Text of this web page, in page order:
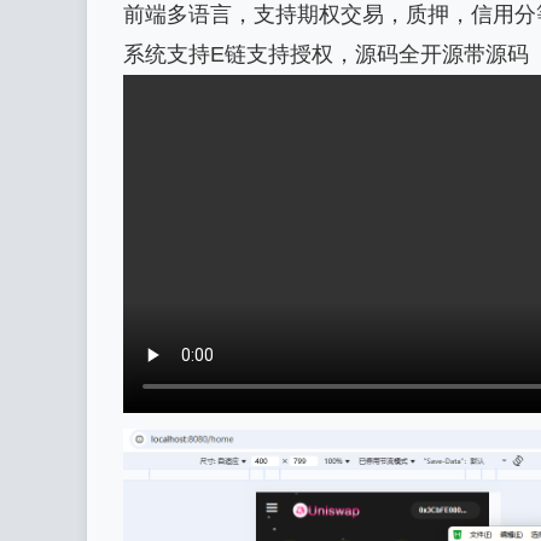
前端多语言，支持期权交易，质押，信用
系统支持E链支持授权，源码全开源带源码